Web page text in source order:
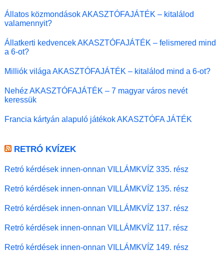
Állatos közmondások AKASZTÓFAJÁTÉK – kitalálod
valamennyit?
Állatkerti kedvencek AKASZTÓFAJÁTÉK – felismered mind
a 6-ot?
Milliók világa AKASZTÓFAJÁTÉK – kitalálod mind a 6-ot?
Nehéz AKASZTÓFAJÁTÉK – 7 magyar város nevét
keressük
Francia kártyán alapuló játékok AKASZTÓFA JÁTÉK
RETRÓ KVÍZEK
Retró kérdések innen-onnan VILLÁMKVÍZ 335. rész
Retró kérdések innen-onnan VILLÁMKVÍZ 135. rész
Retró kérdések innen-onnan VILLÁMKVÍZ 137. rész
Retró kérdések innen-onnan VILLÁMKVÍZ 117. rész
Retró kérdések innen-onnan VILLÁMKVÍZ 149. rész